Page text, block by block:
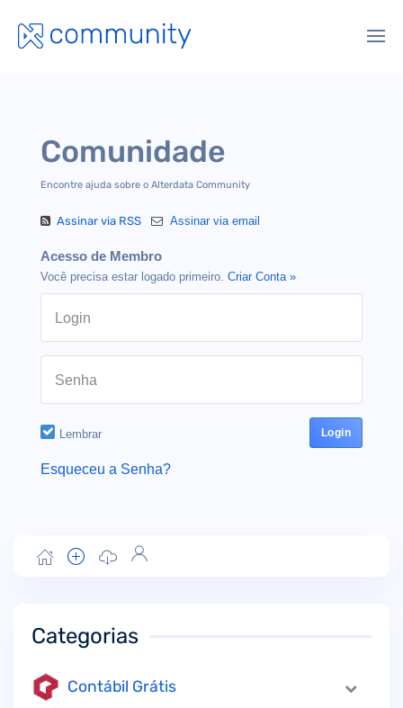
Comunidade
Encontre ajuda sobre o Alterdata Community
Assinar via RSS Assinar via email
Acesso de Membro
Você precisa estar logado primeiro. Criar Conta »
Login
Senha
Lembrar
Esqueceu a Senha?
Categorias
Contábil Grátis